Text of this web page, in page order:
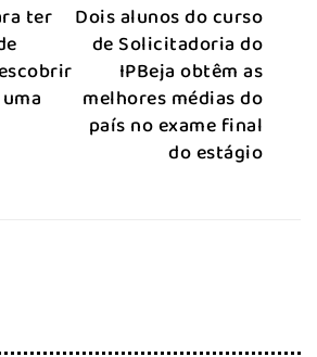
ter
Dois alunos do curso
de Solicitadoria do
IPBeja obtêm as
melhores médias do
país no exame final
do estágio